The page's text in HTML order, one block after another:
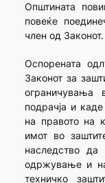
Општината
повеќе
член од Законот.
Оспорената
Законот за
ограничувања
подрачја и
на правото на
имот во
наследство
одржување и
техничко